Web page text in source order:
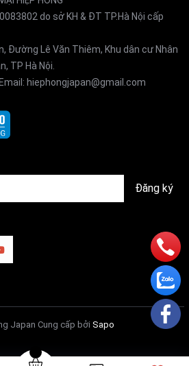
do sở KH & ĐT TP.Hà Nội cấp
Đường Lê Văn Thiêm, Khu dân cư Nhân
TP Hà Nội.
hiephongjapan@gmail.com
Đăng ký
Japan Cung cấp bởi Sapo